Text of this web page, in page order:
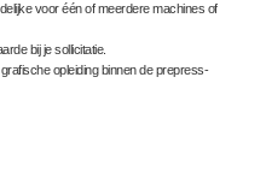
voor één of meerdere machines of
bij je sollicitatie.
opleiding binnen de prepress-